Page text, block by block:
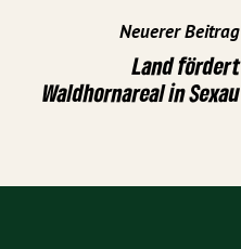
Neuerer Beitrag
Land fördert
Waldhornareal in Sexau